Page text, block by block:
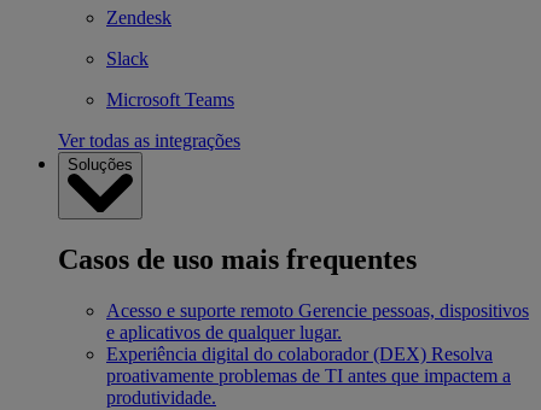
Zendesk
Slack
Microsoft Teams
Ver todas as integrações
Soluções
Casos de uso mais frequentes
Acesso e suporte remoto Gerencie pessoas, dispositivos
e aplicativos de qualquer lugar.
Experiência digital do colaborador (DEX) Resolva
proativamente problemas de TI antes que impactem a
produtividade.